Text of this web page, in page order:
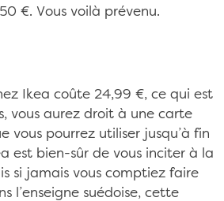
€. Vous voilà prévenu.
Ikea coûte 24,99 €, ce qui est
vous aurez droit à une carte
vous pourrez utiliser jusqu’à fin
est bien-sûr de vous inciter à la
si jamais vous comptiez faire
l’enseigne suédoise, cette